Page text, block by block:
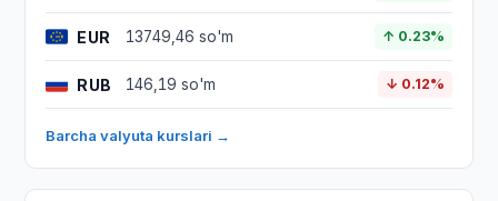
EUR 13749,46 so'm ↑ 0.23%
RUB 146,19 so'm ↓ 0.12%
Barcha valyuta kurslari →